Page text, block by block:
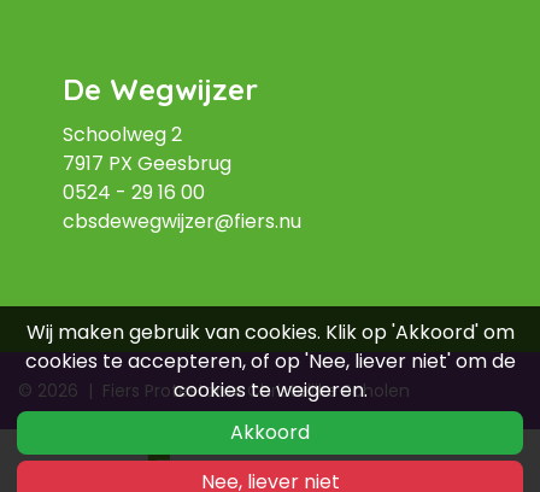
Wij maken gebruik van cookies. Klik op 'Akkoord' om
cookies te accepteren, of op 'Nee, liever niet' om de
cookies te weigeren.
Akkoord
Nee, liever niet
De Wegwijzer
Schoolweg 2
7917 PX Geesbrug
0524 - 29 16 00
cbsdewegwijzer@fiers.nu
© 2026 | Fiers Protestants Christelijke Scholen